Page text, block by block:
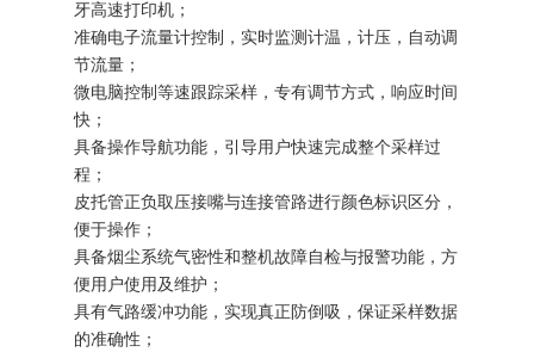
牙高速打印机；
准确电子流量计控制，实时监测计温，计压，自动调
节流量；
微电脑控制等速跟踪采样，专有调节方式，响应时间
快；
具备操作导航功能，引导用户快速完成整个采样过
程；
皮托管正负取压接嘴与连接管路进行颜色标识区分，
便于操作；
具备烟尘系统气密性和整机故障自检与报警功能，方
便用户使用及维护；
具有气路缓冲功能，实现真正防倒吸，保证采样数据
的准确性；